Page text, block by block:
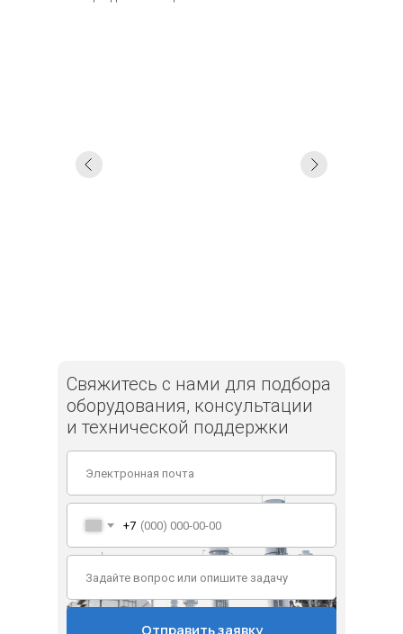
Свяжитесь с нами для подбора
оборудования, консультации
и технической поддержки
+7
Отправить заявку